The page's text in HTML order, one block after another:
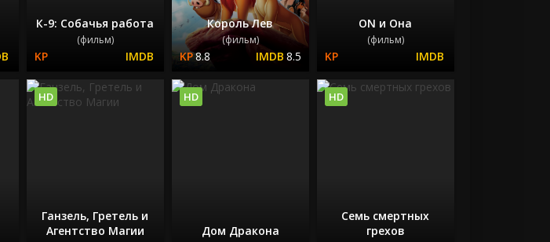
К-9: Собачья работа
(фильм)
Король Лев
(фильм)
8.8 8.5
ON и Она
(фильм)
Ганзель, Гретель и
Агентство Магии
HD
Дом Дракона
HD
Семь смертных
грехов
HD